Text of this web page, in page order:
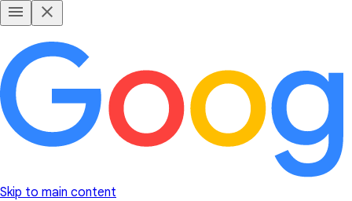
Skip to main content